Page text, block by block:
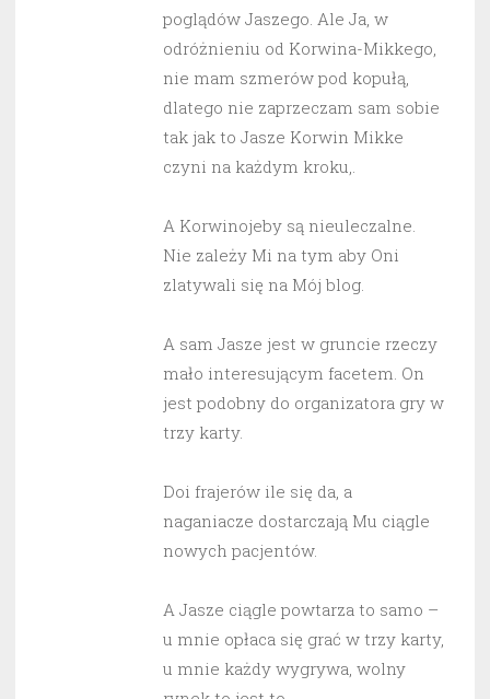
poglądów Jaszego. Ale Ja, w
odróżnieniu od Korwina-Mikkego,
nie mam szmerów pod kopułą,
dlatego nie zaprzeczam sam sobie
tak jak to Jasze Korwin Mikke
czyni na każdym kroku,.
A Korwinojeby są nieuleczalne.
Nie zależy Mi na tym aby Oni
zlatywali się na Mój blog.
A sam Jasze jest w gruncie rzeczy
mało interesującym facetem. On
jest podobny do organizatora gry w
trzy karty.
Doi frajerów ile się da, a
naganiacze dostarczają Mu ciągle
nowych pacjentów.
A Jasze ciągle powtarza to samo –
u mnie opłaca się grać w trzy karty,
u mnie każdy wygrywa, wolny